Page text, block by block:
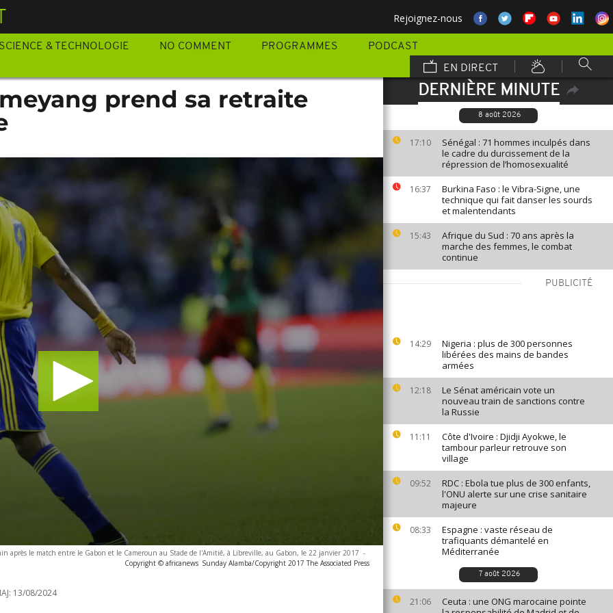
Rejoignez-nous
SCIENCE & TECHNOLOGIE NO COMMENT PROGRAMMES
PODCAST
EN DIRECT
DERNIÈRE MINUTE
8 août 2026
17:10
Sénégal : 71 hommes inculpés dans
le cadre du durcissement de la
répression de l’homosexualité
16:37
Burkina Faso : le Vibra-Signe, une
technique qui fait danser les sourds
et malentendants
15:43
Afrique du Sud : 70 ans après la
marche des femmes, le combat
continue
PUBLICITÉ
14:29
Nigeria : plus de 300 personnes
libérées des mains de bandes
armées
12:18
Le Sénat américain vote un
nouveau train de sanctions contre
la Russie
11:11
Côte d'Ivoire : Djidji Ayokwe, le
tambour parleur retrouve son
village
09:52
RDC : Ebola tue plus de 300 enfants,
l'ONU alerte sur une crise sanitaire
majeure
08:33
Espagne : vaste réseau de
trafiquants démantelé en
Méditerranée
7 août 2026
21:06
Ceuta : une ONG marocaine pointe
prend sa retraite
après le match entre le Gabon et le Cameroun au Stade de l'Amitié, à Libreville, au Gabon, le 22 janvier 2017 -
Copyright © africanews Sunday Alamba/Copyright 2017 The Associated Press
13/08/2024